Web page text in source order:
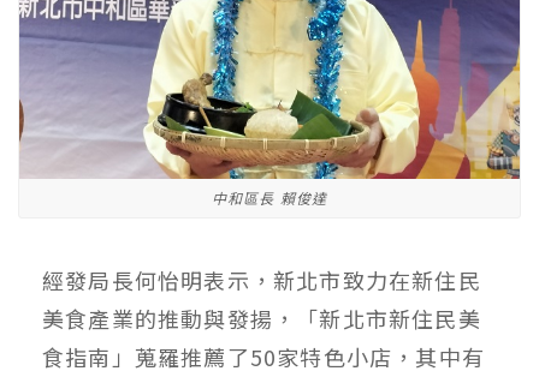
中和區長 賴俊達
經發局長何怡明表示，新北市致力在新住民
美食產業的推動與發揚，「新北市新住民美
食指南」蒐羅推薦了50家特色小店，其中有